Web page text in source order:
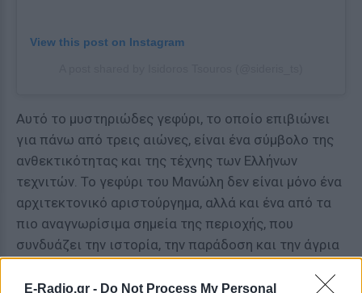
E-Radio.gr - Do Not Process My Personal
View this post on Instagram
Αυτό το μυστηριώδες γεφύρι, το οποίο επιβιώνει
για πάνω από τρεις αιώνες, είναι ένα σύμβολο της
ανθεκτικότητας και της τέχνης των Ελλήνων
τεχνιτών. Το γεφύρι του Μανώλη δεν είναι μόνο ένα
αρχιτεκτονικό αριστούργημα, αλλά και ένα από τα
πιο αναγνωρίσιμα σημεία της περιοχής, που
συνδυάζει την ιστορία, την παράδοση και την άγρια